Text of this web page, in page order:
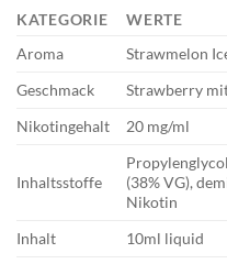
KATEGORIE
WERTE
Aroma
Strawmelon
Geschmack
Strawberry
Nikotingehalt
20 mg/ml
Inhaltsstoffe
(38% VG),
Nikotin
Inhalt
10ml liquid